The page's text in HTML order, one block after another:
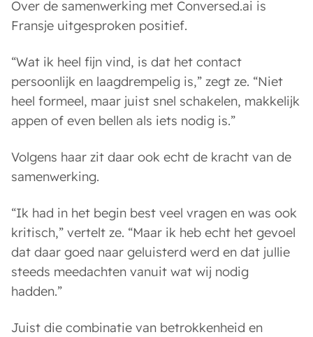
Over de samenwerking met Conversed.ai is
Fransje uitgesproken positief.
“Wat ik heel fijn vind, is dat het contact
persoonlijk en laagdrempelig is,” zegt ze. “Niet
heel formeel, maar juist snel schakelen, makkelijk
appen of even bellen als iets nodig is.”
Volgens haar zit daar ook echt de kracht van de
samenwerking.
“Ik had in het begin best veel vragen en was ook
kritisch,” vertelt ze. “Maar ik heb echt het gevoel
dat daar goed naar geluisterd werd en dat jullie
steeds meedachten vanuit wat wij nodig
hadden.”
Juist die combinatie van betrokkenheid en